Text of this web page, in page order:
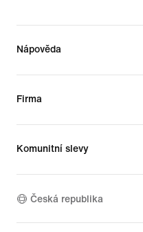
Nápověda
Firma
Komunitní slevy
Česká republika